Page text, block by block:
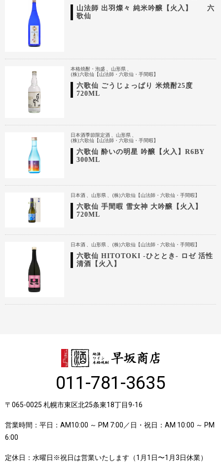
山法師 出羽燦々 純米吟醸【火入】 六
歌仙
本格焼酎・泡盛
山形県
(株)六歌仙【山法師・六歌仙・手間暇】
六歌仙 ごうじょっぱり 米焼酎25度
720ML
日本酒季節限定酒
山形県
(株)六歌仙【山法師・六歌仙・手間暇】
六歌仙 酔いの明星 吟醸【火入】R6BY
300ML
日本酒 山形県 (株)六歌仙【山法師・六歌仙・手間暇】
六歌仙 手間暇 雪女神 大吟醸【火入】
720ML
日本酒 山形県 (株)六歌仙【山法師・六歌仙・手間暇】
六歌仙 HITOTOKI -ひととき- ロゼ 活性
清酒【火入】
011-781-3635
〒065-0025 札幌市東区北25条東18丁目9-16
営業時間：平日：AM10:00 ～ PM 7:00／日・祝日：AM 10:00 ～ PM
6:00
定休日：水曜日※祝日は営業いたします（1月1日〜1月3日休業）